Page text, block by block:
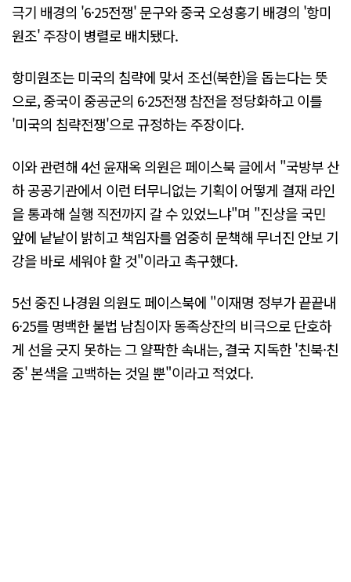
극기 배경의 '6·25전쟁' 문구와 중국 오성홍기 배경의 '항미
원조' 주장이 병렬로 배치됐다.
항미원조는 미국의 침략에 맞서 조선(북한)을 돕는다는 뜻
으로, 중국이 중공군의 6·25전쟁 참전을 정당화하고 이를
'미국의 침략전쟁'으로 규정하는 주장이다.
이와 관련해 4선 윤재옥 의원은 페이스북 글에서 "국방부 산
하 공공기관에서 이런 터무니없는 기획이 어떻게 결재 라인
을 통과해 실행 직전까지 갈 수 있었느냐"며 "진상을 국민
앞에 낱낱이 밝히고 책임자를 엄중히 문책해 무너진 안보 기
강을 바로 세워야 할 것"이라고 촉구했다.
5선 중진 나경원 의원도 페이스북에 "이재명 정부가 끝끝내
6·25를 명백한 불법 남침이자 동족상잔의 비극으로 단호하
게 선을 긋지 못하는 그 얄팍한 속내는, 결국 지독한 '친북·친
중' 본색을 고백하는 것일 뿐"이라고 적었다.